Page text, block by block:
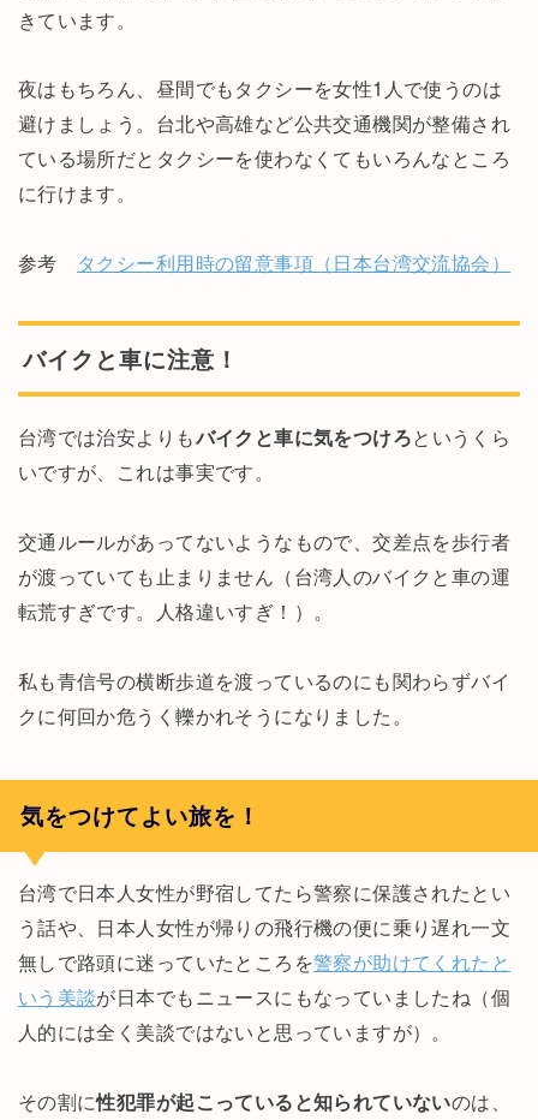
きています。
夜はもちろん、昼間でもタクシーを女性1人で使うのは
避けましょう。台北や高雄など公共交通機関が整備され
ている場所だとタクシーを使わなくてもいろんなところ
に行けます。
参考 タクシー利用時の留意事項（日本台湾交流協会）
バイクと車に注意！
台湾では治安よりもバイクと車に気をつけろというくら
いですが、これは事実です。
交通ルールがあってないようなもので、交差点を歩行者
が渡っていても止まりません（台湾人のバイクと車の運
転荒すぎです。人格違いすぎ！）。
私も青信号の横断歩道を渡っているのにも関わらずバイ
クに何回か危うく轢かれそうになりました。
気をつけてよい旅を！
台湾で日本人女性が野宿してたら警察に保護されたとい
う話や、日本人女性が帰りの飛行機の便に乗り遅れ一文
無しで路頭に迷っていたところを警察が助けてくれたと
いう美談が日本でもニュースにもなっていましたね（個
人的には全く美談ではないと思っていますが）。
その割に性犯罪が起こっていると知られていないのは、